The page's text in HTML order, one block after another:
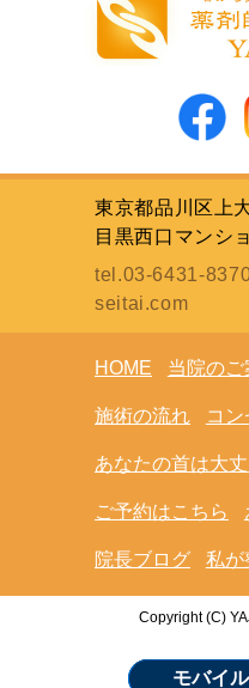
東京都品川区上
目黒西口マンシ
tel.03-6431-
seitai.com
HOME 当院のご
施術の流れ コン
あなたの首は大
ご予約はこちら
院長ブログ 私が
Copyright (C)
モバイル